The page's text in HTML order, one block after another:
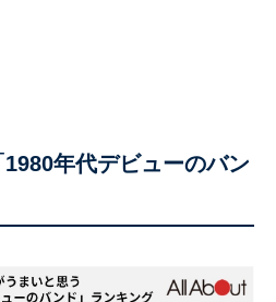
年代デビューのバン